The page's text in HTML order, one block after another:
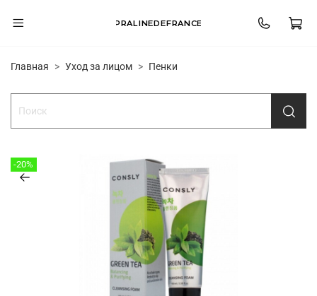
PRALINEDEFRANCE
Главная Уход за лицом Пенки
-20%